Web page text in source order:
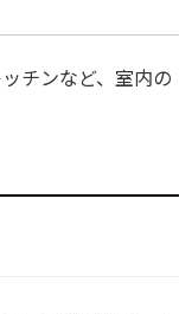
チンなど、室内の